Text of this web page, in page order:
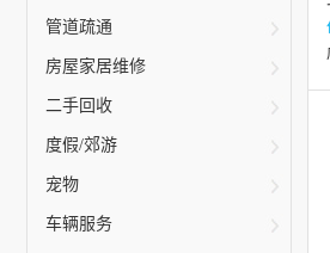
管道疏通
房屋家居维修
二手回收
度假/郊游
宠物
车辆服务